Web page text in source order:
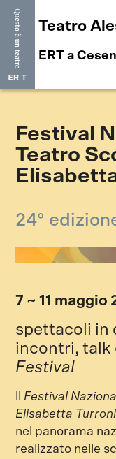
Teatro
ERT a
Festival
Teatro
24°
7 ~ 11 maggio
spettacoli in
incontri, talk
Festival
Festival
Elisabetta Turroni
nel panorama
realizzato nelle